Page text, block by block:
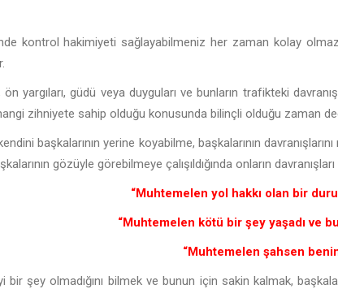
kontrol hakimiyeti sağlayabilmeniz her zaman kolay
yargıları, güdü veya duyguları ve bunların trafikteki
zihniyete sahip olduğu konusunda bilinçli olduğu zaman
başkalarının yerine koyabilme, başkalarının
gözüyle görebilmeye çalışıldığında onların
“Muhtemelen yol hakkı olan bir
“Muhtemelen kötü bir şey yaşadı ve
“Muhtemelen şahsen
bir şey olmadığını bilmek ve bunun için sakin kalmak,